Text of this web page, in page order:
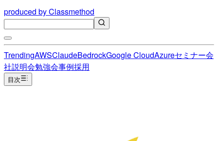
produced by Classmethod
TrendingAWSClaudeBedrockGoogle CloudAzureセミナー会
社説明会勉強会事例採用
目次